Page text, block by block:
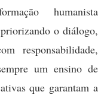
humanista
o diálogo,
responsabilidade,
um ensino de
que garantam a